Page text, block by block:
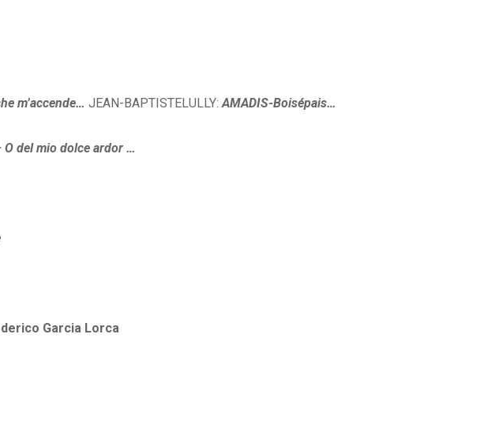
m’accende… JEAN-BAPTISTELULLY: AMADIS-Boisépais…
O del mio dolce ardor …
Garcia Lorca